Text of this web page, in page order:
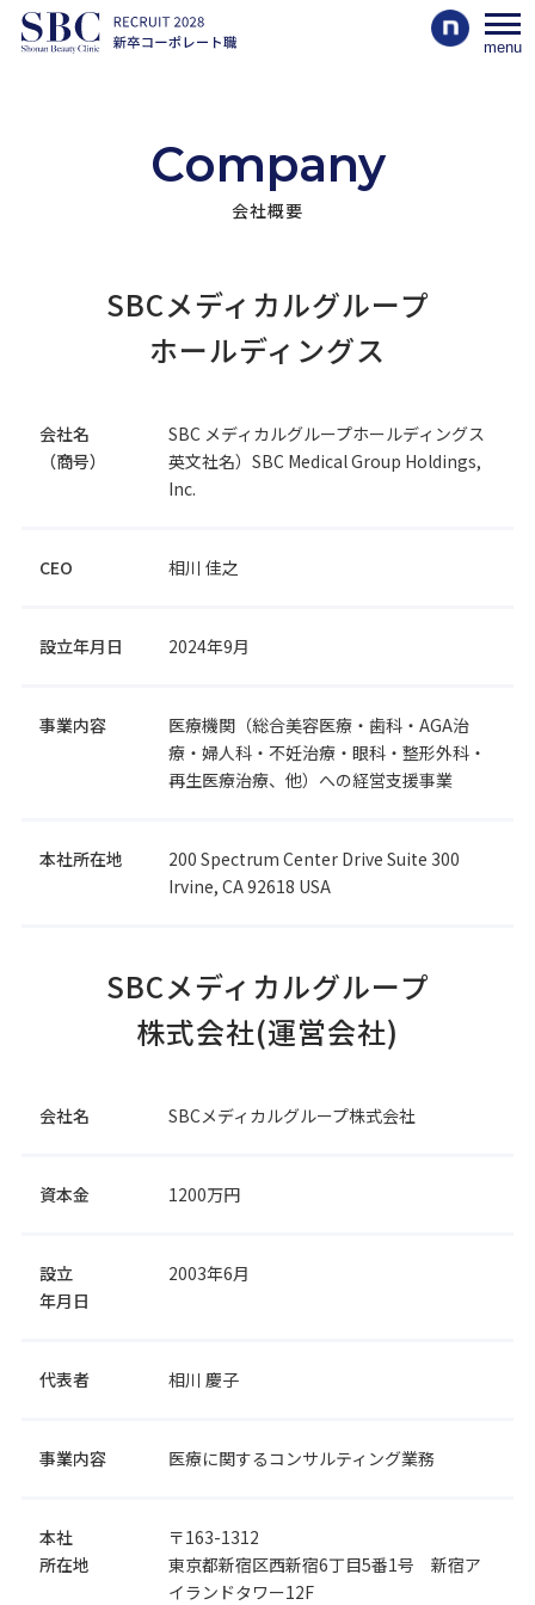
menu
Company
会社概要
SBCメディカルグループ
ホールディングス
会社名
（商号）
SBC メディカルグループホールディングス
英文社名）SBC Medical Group Holdings,
Inc.
CEO 相川 佳之
設立年月日 2024年9月
事業内容
医療機関（総合美容医療・歯科・AGA治
療・婦人科・不妊治療・眼科・整形外科・
再生医療治療、他）への経営支援事業
本社所在地
200 Spectrum Center Drive Suite 300
Irvine, CA 92618 USA
SBCメディカルグループ
株式会社(運営会社)
会社名 SBCメディカルグループ株式会社
資本金 1200万円
設立
年月日
2003年6月
代表者 相川 慶子
事業内容 医療に関するコンサルティング業務
本社
所在地
〒163-1312
東京都新宿区西新宿6丁目5番1号 新宿ア
イランドタワー12F